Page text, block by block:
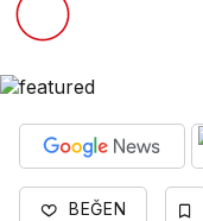
BEĞEN